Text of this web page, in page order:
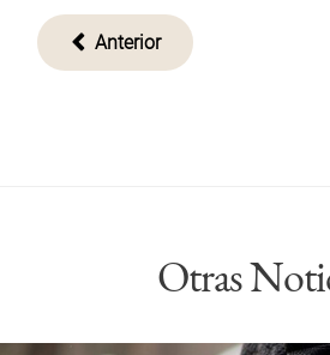
Navegación
de
Anterior
Otras